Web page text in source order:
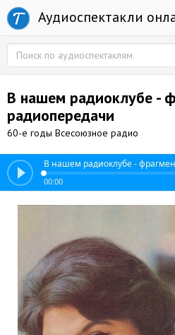
Аудиоспектакли
В нашем радиоклубе -
радиопередачи
60-е годы Всесоюзное радио
В нашем радиоклубе -
00:00